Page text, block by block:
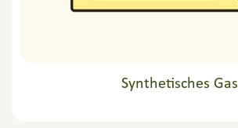
Synthetisches Gas